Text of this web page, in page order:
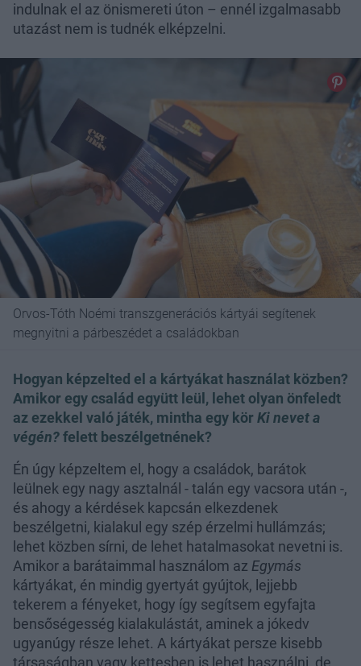
indulnak el az önismereti úton – ennél izgalmasabb
utazást nem is tudnék elképzelni.
Orvos-Tóth Noémi transzgenerációs kártyái segítenek
megnyitni a párbeszédet a családokban
Hogyan képzelted el a kártyákat használat közben?
Amikor egy család együtt leül, lehet olyan önfeledt
az ezekkel való játék, mintha egy kör Ki nevet a
végén?felett beszélgetnének?
Én úgy képzeltem el, hogy a családok, barátok
leülnek egy nagy asztalnál - talán egy vacsora után -,
és ahogy a kérdések kapcsán elkezdenek
beszélgetni, kialakul egy szép érzelmi hullámzás;
lehet közben sírni, de lehet hatalmasokat nevetni is.
Amikor a barátaimmal használom az Egymás
kártyákat, én mindig gyertyát gyújtok, lejjebb
tekerem a fényeket, hogy így segítsem egyfajta
bensőségesség kialakulástát, aminek a jókedv
ugyanúgy része lehet. A kártyákat persze kisebb
társaságban vagy kettesben is lehet használni, de